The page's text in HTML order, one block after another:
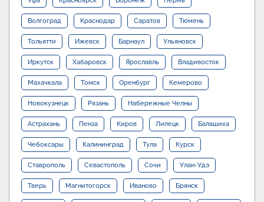
Волгоград Краснодар Саратов Тюмень
Тольятти Ижевск Барнаул Ульяновск
Иркутск Хабаровск Ярославль Владивосток
Махачкала Томск Оренбург Кемерово
Новокузнецк Рязань Набережные Челны
Астрахань Пенза Киров Липецк Балашиха
Чебоксары Калининград Тула Курск
Ставрополь Севастополь Сочи Улан-Удэ
Тверь Магнитогорск Иваново Брянск